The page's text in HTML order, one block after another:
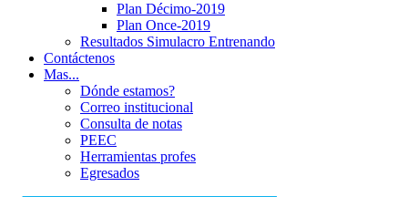
Plan Décimo-2019
Plan Once-2019
Resultados Simulacro Entrenando
Contáctenos
Mas...
Dónde estamos?
Correo institucional
Consulta de notas
PEEC
Herramientas profes
Egresados